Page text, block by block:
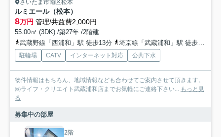
さいたま市南区松本
ルミエール（松本）
8万円 管理/共益費2,000円
55.00㎡ (3DK) /築27年 /2階建
武蔵野線「西浦和」駅 徒歩13分
埼京線「武蔵浦和」駅 徒歩31分
駐輪場 CATV インターネット対応 公共下水
物件情報はもちろん、地域情報なども合わせてご案内させて頂きます。
㈱ライフ・クリエイト武蔵浦和店までお気軽にご連絡下さい... もっと見
る
募集中の部屋
2階